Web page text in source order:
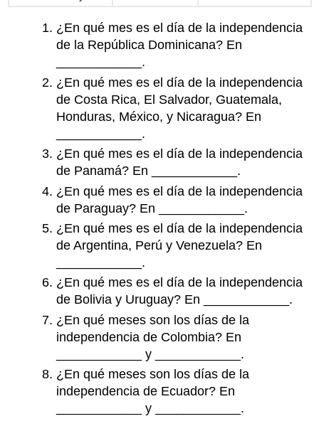
¿En qué mes es el día de la independencia
de la República Dominicana? En
____________.
¿En qué mes es el día de la independencia
de Costa Rica, El Salvador, Guatemala,
Honduras, México, y Nicaragua? En
____________.
¿En qué mes es el día de la independencia
de Panamá? En ____________.
¿En qué mes es el día de la independencia
de Paraguay? En ____________.
¿En qué mes es el día de la independencia
de Argentina, Perú y Venezuela? En
____________.
¿En qué mes es el día de la independencia
de Bolivia y Uruguay? En ____________.
¿En qué meses son los días de la
independencia de Colombia? En
____________ y ____________.
¿En qué meses son los días de la
independencia de Ecuador? En
____________ y ____________.